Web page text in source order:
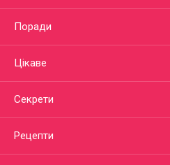
Поради
Цікаве
Секрети
Рецепти